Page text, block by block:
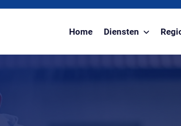
Home Diensten